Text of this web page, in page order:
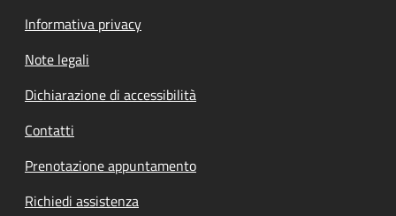
Informativa privacy
Note legali
Dichiarazione di accessibilità
Contatti
Prenotazione appuntamento
Richiedi assistenza